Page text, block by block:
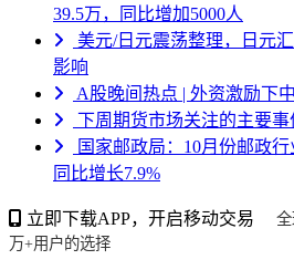
39.5万，同比增加5000人
美元/日元震荡整理，日元
影响
A股晚间热点 | 外资激励下
下周期货市场关注的主要
国家邮政局：10月份邮政
同比增长7.9%
立即下载APP，开启移动交易
全
万+用户的选择